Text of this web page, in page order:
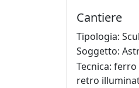
Boscaro
Rikkardo
Brunetti
Cantiere
Tipologia:
Soggetto:
Tecnica:
retro